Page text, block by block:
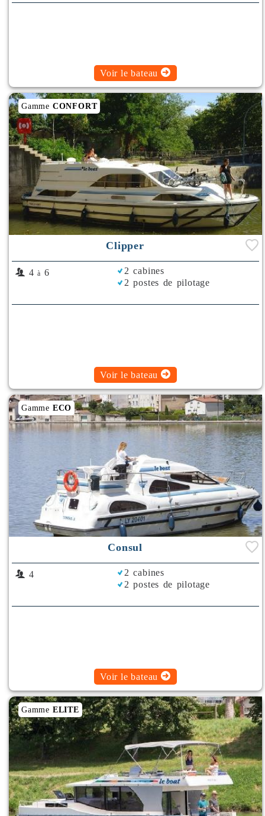
Rafraichisseur d'Air
Voir le bateau
Gamme CONFORT
Clipper
4 à 6
2 cabines
2 postes de pilotage
Voir le bateau
Gamme ECO
Consul
4
2 cabines
2 postes de pilotage
Voir le bateau
Gamme ELITE